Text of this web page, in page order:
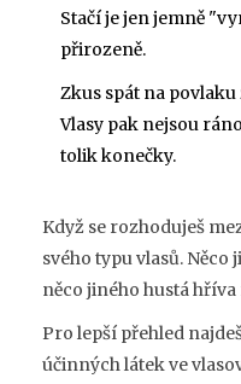
Stačí je jen jemně
přirozeně.
Zkus spát na
Vlasy pak nejsou
tolik konečky.
Když se rozhoduješ
svého typu vlasů.
něco jiného hustá
Pro lepší přehled
účinných látek ve